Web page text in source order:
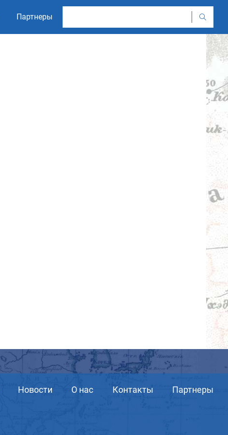
Партнеры
Новости О нас Контакты Партнеры